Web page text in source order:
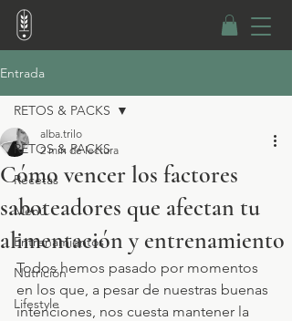
Entrada
RETOS & PACKS
Recetas
Menú
Entrenamientos
Nutrición
Lifestyle
RETOS & PACKS
Cómo vencer los factores
saboteadores que afectan tu
alimentación y entrenamiento
alba.trilo
2 min de lectura
Todos hemos pasado por momentos
en los que, a pesar de nuestras buenas
intenciones, nos cuesta mantener la